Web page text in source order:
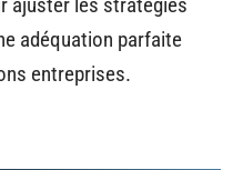
adéquation parfaite
entreprises.